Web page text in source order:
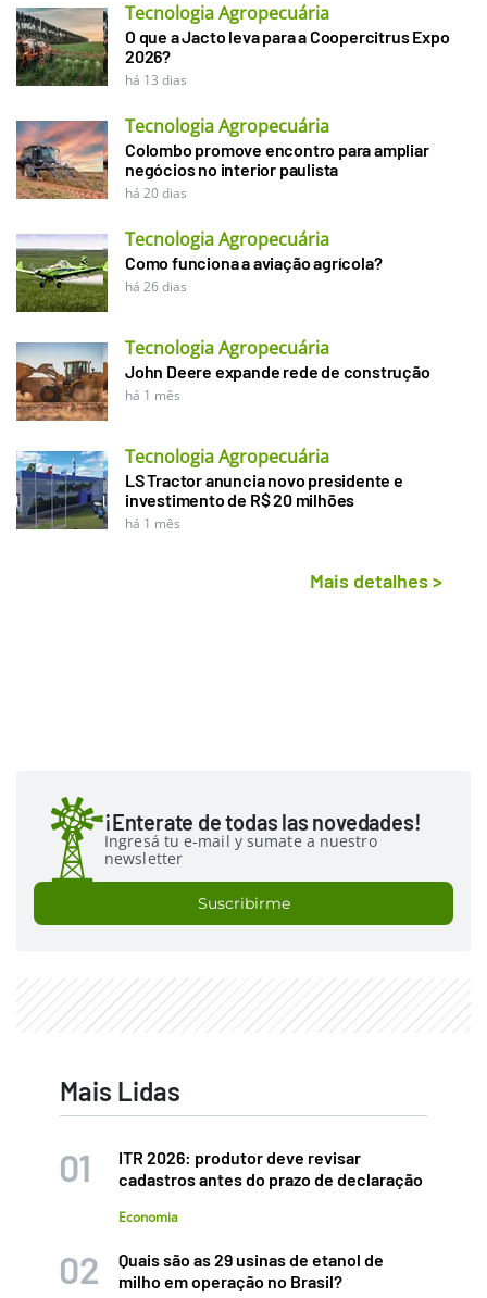
Tecnologia Agropecuária
O que a Jacto leva para a Coopercitrus Expo
2026?
há 13 dias
Tecnologia Agropecuária
Colombo promove encontro para ampliar
negócios no interior paulista
há 20 dias
Tecnologia Agropecuária
Como funciona a aviação agrícola?
há 26 dias
Tecnologia Agropecuária
John Deere expande rede de construção
há 1 mês
Tecnologia Agropecuária
LS Tractor anuncia novo presidente e
investimento de R$ 20 milhões
há 1 mês
Mais detalhes>
¡Enterate de todas las novedades!
Ingresá tu e-mail y sumate a nuestro
newsletter
Suscribirme
Mais Lidas
ITR 2026: produtor deve revisar
cadastros antes do prazo de declaração
Economia
Quais são as 29 usinas de etanol de
milho em operação no Brasil?